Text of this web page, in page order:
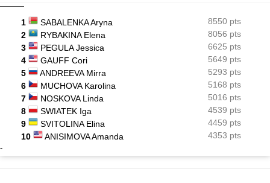
1 SABALENKA Aryna
8550 pts
2
RYBAKINA Elena
8056 pts
3
PEGULA Jessica
6625 pts
4
GAUFF Cori
5649 pts
5
ANDREEVA Mirra
5293 pts
6
MUCHOVA Karolina
5168 pts
7
NOSKOVA Linda
5016 pts
8
SWIATEK Iga
4539 pts
9
SVITOLINA Elina
4459 pts
10
ANISIMOVA Amanda 4353 pts
-